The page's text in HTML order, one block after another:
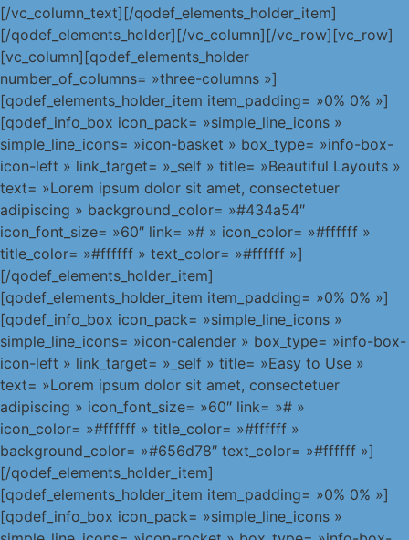
[/vc_column_text][/qodef_elements_holder_item]
[/qodef_elements_holder][/vc_column][/vc_row][vc_row]
[vc_column][qodef_elements_holder
number_of_columns= »three-columns »]
[qodef_elements_holder_item item_padding= »0% 0% »]
[qodef_info_box icon_pack= »simple_line_icons »
simple_line_icons= »icon-basket » box_type= »info-box-
icon-left » link_target= »_self » title= »Beautiful Layouts »
text= »Lorem ipsum dolor sit amet, consectetuer
adipiscing » background_color= »#434a54″
icon_font_size= »60″ link= »# » icon_color= »#ffffff »
title_color= »#ffffff » text_color= »#ffffff »]
[/qodef_elements_holder_item]
[qodef_elements_holder_item item_padding= »0% 0% »]
[qodef_info_box icon_pack= »simple_line_icons »
simple_line_icons= »icon-calender » box_type= »info-box-
icon-left » link_target= »_self » title= »Easy to Use »
text= »Lorem ipsum dolor sit amet, consectetuer
adipiscing » icon_font_size= »60″ link= »# »
icon_color= »#ffffff » title_color= »#ffffff »
background_color= »#656d78″ text_color= »#ffffff »]
[/qodef_elements_holder_item]
[qodef_elements_holder_item item_padding= »0% 0% »]
[qodef_info_box icon_pack= »simple_line_icons »